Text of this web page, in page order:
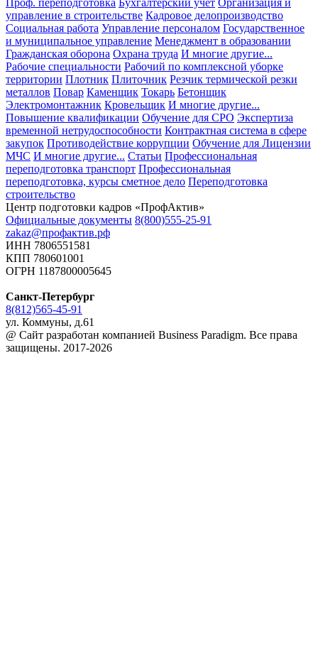
Проф. переподготовка Бухгалтерский учет Организация и
управление в строительстве Кадровое делопроизводство
Социальная работа Управление персоналом Государственное
и муниципальное управление Менеджмент в образовании
Гражданская оборона Охрана труда И многие другие...
Рабочие специальности Рабочий по комплексной уборке
территории Плотник Плиточник Резчик термической резки
металлов Повар Каменщик Токарь Бетонщик
Электромонтажник Кровельщик И многие другие...
Повышение квалификации Обучение для СРО Экспертиза
временной нетрудоспособности Контрактная система в сфере
закупок Противодействие коррупции Обучение для Лицензии
МЧС И многие другие... Статьи Профессиональная
переподготовка транспорт Профессиональная
переподготовка, курсы сметное дело Переподготовка
строительство
Центр подготовки кадров «ПрофАктив»
Официальные документы 8(800)555-25-91
zakaz@профактив.рф
ИНН 7806551581
КПП 780601001
ОГРН 1187800005645
Санкт-Петербург
8(812)565-45-91
ул. Коммуны, д.61
@ Сайт разработан компанией Business Paradigm. Все права
защищены. 2017-2026